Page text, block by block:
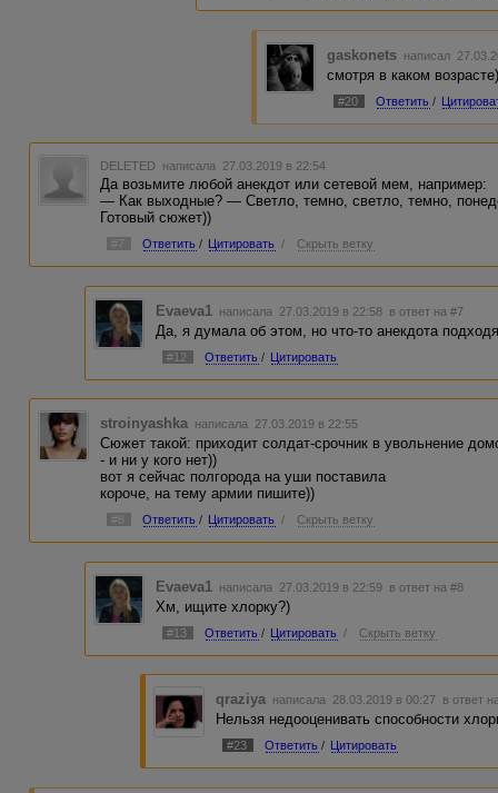
gaskonets написал
смотря в каком
#20 Ответить /
DELETED написала 27.03.2019 в 22:54
Да возьмите любой анекдот или сетевой мем, например:
— Как выходные? — Светло, темно, светло, темно,
Готовый сюжет))
#7 Ответить / Цитировать / Скрыть ветку
Evaeva1 написала 27.03.2019 в 22:58 в ответ на #7
Да, я думала об этом, но что-то анекдота
#12 Ответить / Цитировать
stroinyashka написала 27.03.2019 в 22:55
Сюжет такой: приходит солдат-срочник в увольнение
- и ни у кого нет))
вот я сейчас полгорода на уши поставила
короче, на тему армии пишите))
#8 Ответить / Цитировать / Скрыть ветку
Evaeva1 написала 27.03.2019 в 22:59 в ответ на #8
Хм, ищите хлорку?)
#13 Ответить / Цитировать / Скрыть ветку
qraziya написала 28.03.2019 в 00:27 в ответ
Нельзя недооценивать способности
#23 Ответить / Цитировать